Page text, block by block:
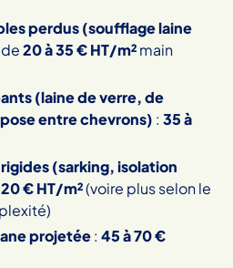
perdus (soufflage laine
de20 à 35 € HT/m²main
(laine de verre, de
entre chevrons) :35 à
(sarking, isolation
€ HT/m²(voire plus selon le
projetée:45 à 70 €